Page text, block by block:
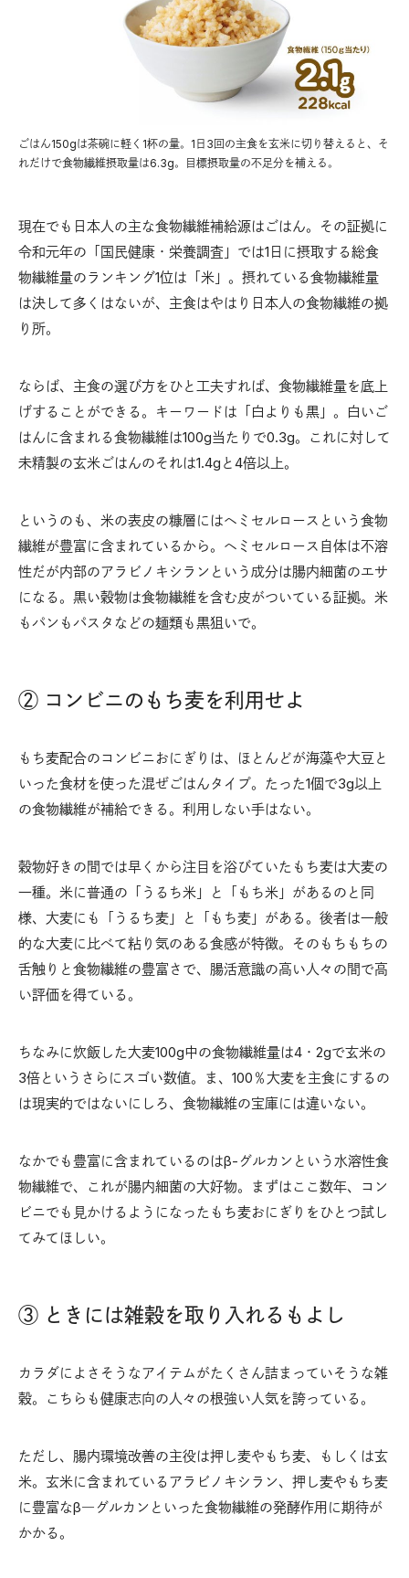
ごはん150gは茶碗に軽く1杯の量。1日3回の主食を玄米に切り替えると、そ
れだけで食物繊維摂取量は6.3g。目標摂取量の不足分を補える。
現在でも日本人の主な食物繊維補給源はごはん。その証拠に
令和元年の「国民健康・栄養調査」では1日に摂取する総食
物繊維量のランキング1位は「米」。摂れている食物繊維量
は決して多くはないが、主食はやはり日本人の食物繊維の拠
り所。
ならば、主食の選び方をひと工夫すれば、食物繊維量を底上
げすることができる。キーワードは「白よりも黒」。白いご
はんに含まれる食物繊維は100g当たりで0.3g。これに対して
未精製の玄米ごはんのそれは1.4gと4倍以上。
というのも、米の表皮の糠層にはヘミセルロースという食物
繊維が豊富に含まれているから。ヘミセルロース自体は不溶
性だが内部のアラビノキシランという成分は腸内細菌のエサ
になる。黒い穀物は食物繊維を含む皮がついている証拠。米
もパンもパスタなどの麺類も黒狙いで。
② コンビニのもち麦を利用せよ
もち麦配合のコンビニおにぎりは、ほとんどが海藻や大豆と
いった食材を使った混ぜごはんタイプ。たった1個で3g以上
の食物繊維が補給できる。利用しない手はない。
穀物好きの間では早くから注目を浴びていたもち麦は大麦の
一種。米に普通の「うるち米」と「もち米」があるのと同
様、大麦にも「うるち麦」と「もち麦」がある。後者は一般
的な大麦に比べて粘り気のある食感が特徴。そのもちもちの
舌触りと食物繊維の豊富さで、腸活意識の高い人々の間で高
い評価を得ている。
ちなみに炊飯した大麦100g中の食物繊維量は4・2gで玄米の
3倍というさらにスゴい数値。ま、100％大麦を主食にするの
は現実的ではないにしろ、食物繊維の宝庫には違いない。
なかでも豊富に含まれているのはβ-グルカンという水溶性食
物繊維で、これが腸内細菌の大好物。まずはここ数年、コン
ビニでも見かけるようになったもち麦おにぎりをひとつ試し
てみてほしい。
③ ときには雑穀を取り入れるもよし
カラダによさそうなアイテムがたくさん詰まっていそうな雑
穀。こちらも健康志向の人々の根強い人気を誇っている。
ただし、腸内環境改善の主役は押し麦やもち麦、もしくは玄
米。玄米に含まれているアラビノキシラン、押し麦やもち麦
に豊富なβ―グルカンといった食物繊維の発酵作用に期待が
かかる。